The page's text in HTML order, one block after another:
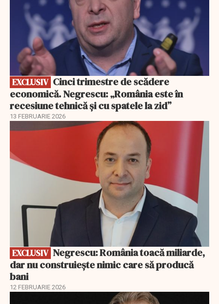
EXCLUSIV
economică. Negrescu: „România este în
recesiune tehnică și cu spatele la zid”
13 FEBRUARIE 2026
EXCLUSIV
EXCLUSIV
dar nu construiește nimic care să producă
bani
12 FEBRUARIE 2026